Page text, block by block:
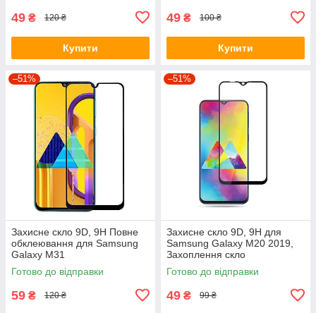
49 ₴ 120 ₴
Купити
49 ₴ 100 ₴
Купити
–51%
Захисне скло 9D, 9H Повне
обклеювання для Samsung
Galaxy M31
Готово до відправки
59 ₴ 120 ₴
–51%
Захисне скло 9D, 9H для
Samsung Galaxy M20 2019,
Захоплення скло
Готово до відправки
49 ₴ 99 ₴